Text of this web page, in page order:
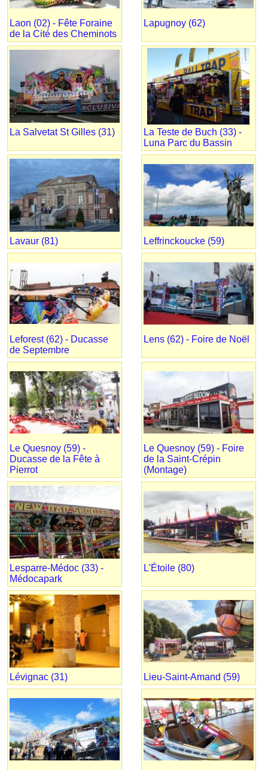
Laon (02) - Fête Foraine
de la Cité des Cheminots
Lapugnoy (62)
La Salvetat St Gilles (31)
La Teste de Buch (33) -
Luna Parc du Bassin
Lavaur (81) Leffrinckoucke (59)
Leforest (62) - Ducasse
de Septembre
Lens (62) - Foire de Noël
Le Quesnoy (59) -
Ducasse de la Fête à
Pierrot
Le Quesnoy (59) - Foire
de la Saint-Crépin
(Montage)
Lesparre-Médoc (33) -
Médocapark
L'Étoile (80)
Lévignac (31) Lieu-Saint-Amand (59)